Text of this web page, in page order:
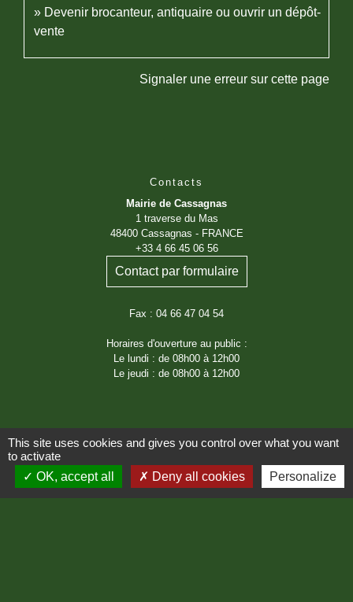
Devenir brocanteur, antiquaire ou ouvrir un dépôt-
vente
Signaler une erreur sur cette page
Contacts
Mairie de Cassagnas
1 traverse du Mas
48400 Cassagnas - FRANCE
+33 4 66 45 06 56
Contact par formulaire
Fax : 04 66 47 04 54
Horaires d'ouverture au public :
Le lundi : de 08h00 à 12h00
Le jeudi : de 08h00 à 12h00
Liens
This site uses cookies and gives you control over what you want
to activate
OK, accept all
Deny all cookies Personalize